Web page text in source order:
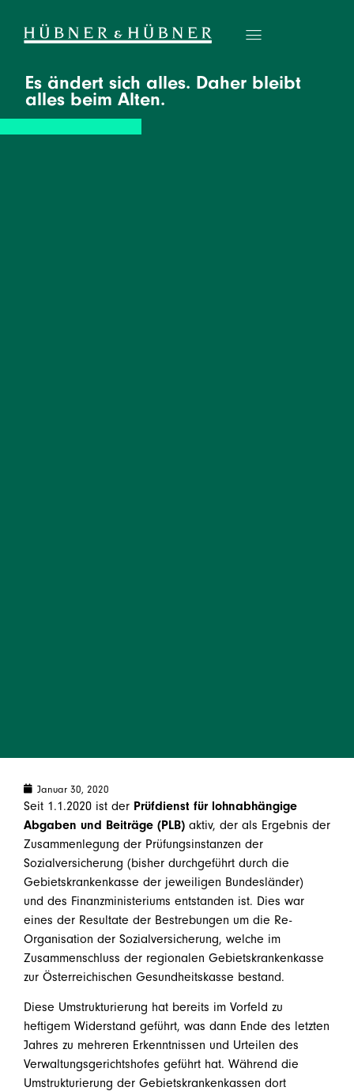
Es ändert sich alles. Daher bleibt
alles beim Alten.
Januar 30, 2020
Seit 1.1.2020 ist der Prüfdienst für lohnabhängige
Abgaben und Beiträge (PLB) aktiv, der als Ergebnis der
Zusammenlegung der Prüfungsinstanzen der
Sozialversicherung (bisher durchgeführt durch die
Gebietskrankenkasse der jeweiligen Bundesländer)
und des Finanzministeriums entstanden ist. Dies war
eines der Resultate der Bestrebungen um die Re-
Organisation der Sozialversicherung, welche im
Zusammenschluss der regionalen Gebietskrankenkasse
zur Österreichischen Gesundheitskasse bestand.
Diese Umstrukturierung hat bereits im Vorfeld zu
heftigem Widerstand geführt, was dann Ende des letzten
Jahres zu mehreren Erkenntnissen und Urteilen des
Verwaltungsgerichtshofes geführt hat. Während die
Umstrukturierung der Gebietskrankenkassen dort